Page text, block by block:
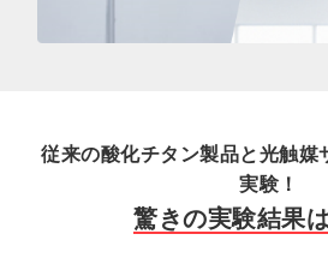
従来の酸化チタン製品と光触媒
実験！
驚きの実験結果